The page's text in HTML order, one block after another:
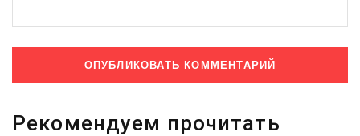
Рекомендуем прочитать